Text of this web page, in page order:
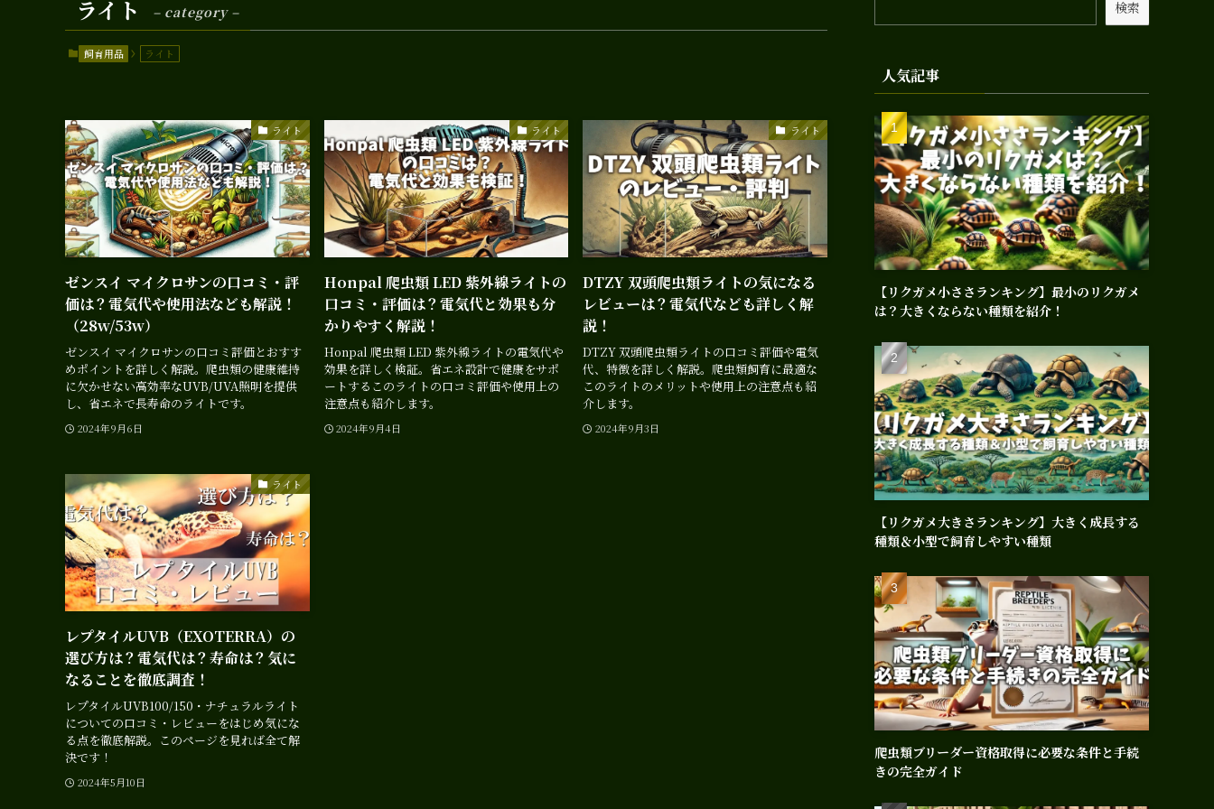
ライト – category –
飼育用品 ライト
ライト
ゼンスイ マイクロサンの口コミ・評
価は？電気代や使用法なども解説！
（28w/53w）
ゼンスイ マイクロサンの口コミ評価とおすす
めポイントを詳しく解説。爬虫類の健康維持
に欠かせない高効率なUVB/UVA照明を提供
し、省エネで長寿命のライトです。
2024年9月6日
ライト
Honpal 爬虫類 LED 紫外線ライトの
口コミ・評価は？電気代と効果も分
かりやすく解説！
Honpal 爬虫類 LED 紫外線ライトの電気代や
効果を詳しく検証。省エネ設計で健康をサポ
ートするこのライトの口コミ評価や使用上の
注意点も紹介します。
2024年9月4日
ライト
DTZY 双頭爬虫類ライトの気になる
レビューは？電気代なども詳しく解
説！
DTZY 双頭爬虫類ライトの口コミ評価や電気
代、特徴を詳しく解説。爬虫類飼育に最適な
このライトのメリットや使用上の注意点も紹
介します。
2024年9月3日
ライト
レプタイルUVB（EXOTERRA）の
選び方は？電気代は？寿命は？気に
なることを徹底調査！
レプタイルUVB100/150・ナチュラルライト
についての口コミ・レビューをはじめ気にな
る点を徹底解説。このページを見れば全て解
決です！
2024年5月10日
検索
人気記事
【リクガメ小ささランキング】最小のリクガメ
は？大きくならない種類を紹介！
【リクガメ大きさランキング】大きく成長する
種類＆小型で飼育しやすい種類
爬虫類ブリーダー資格取得に必要な条件と手続
きの完全ガイド